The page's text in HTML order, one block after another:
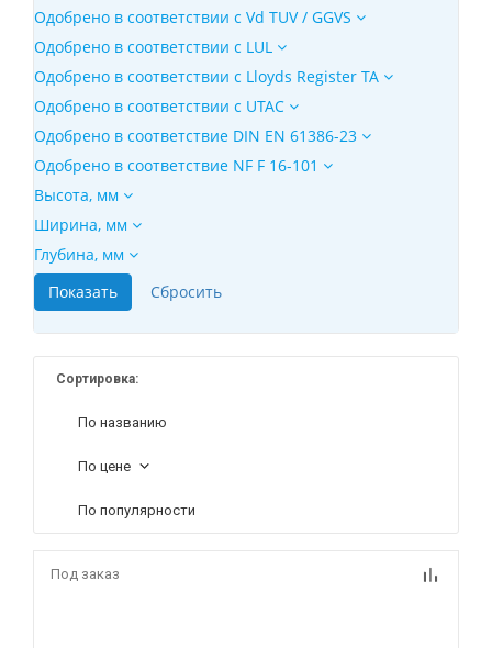
Одобрено в соответствии с Vd TUV / GGVS
Одобрено в соответствии с LUL
Одобрено в соответствии с Lloyds Register TA
Одобрено в соответствии с UTAC
Одобрено в соответствие DIN EN 61386-23
Одобрено в соответствие NF F 16-101
Высота, мм
Ширина, мм
Глубина, мм
Сортировка:
По названию
По цене
По популярности
Под заказ